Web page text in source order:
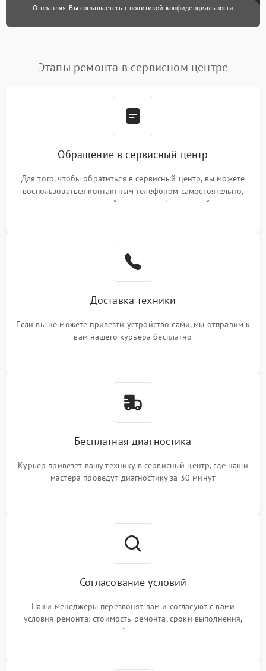
Отправляя, Вы соглашаетесь с политикой конфиденциальности
Этапы ремонта в сервисном центре
Обращение в сервисный центр
Для того, чтобы обратиться в сервисный центр, вы можете
воспользоваться контактным телефоном самостоятельно,
или оставить свой номер телефона на сайте
Доставка техники
Если вы не можете привезти устройство сами, мы отправим к
вам нашего курьера бесплатно
Бесплатная диагностика
Курьер привезет вашу технику в сервисный центр, где наши
мастера проведут диагностику за 30 минут
Согласование условий
Наши менеджеры перезвонят вам и согласуют с вами
условия ремонта: стоимость ремонта, сроки выполнения,
гарантийные условия